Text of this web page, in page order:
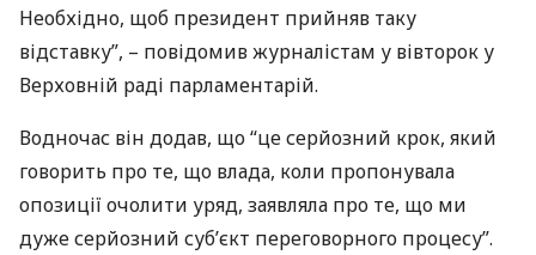
Необхідно, щоб президент прийняв таку
відставку”, – повідомив журналістам у вівторок у
Верховній раді парламентарій.
Водночас він додав, що “це серйозний крок, який
говорить про те, що влада, коли пропонувала
опозиції очолити уряд, заявляла про те, що ми
дуже серйозний суб’єкт переговорного процесу”.